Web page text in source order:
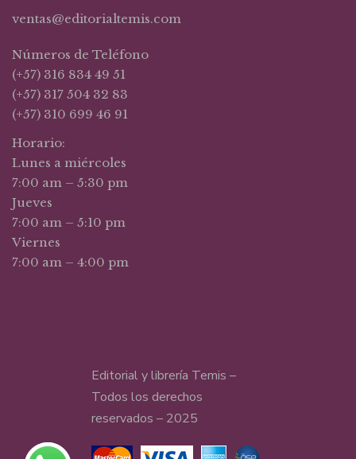
ventas@editorialtemis.com
Números de Teléfono
(+57) 316 834 49 51
(+57) 317 504 32 83
(+57) 310 699 46 91
Horario:
Lunes a miércoles
7:00 am – 5:30 pm
Jueves
7:00 am – 5:10 pm
Viernes
7:00 am – 4:00 pm
Editorial y librería Temis –
Todos los derechos
reservados – 2025